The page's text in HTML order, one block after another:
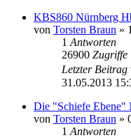
KBS860 Nürnberg
von Torsten Braun »
1 Antworten
26900 Zugriffe
Letzter Beitrag
31.05.2013
Die "Schiefe Ebene"
von Torsten Braun »
1 Antworten